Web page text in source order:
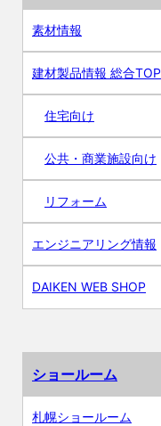
素材情報
建材製品情報 総合TOP
住宅向け
公共・商業施設向け
リフォーム
エンジニアリング情報
DAIKEN WEB SHOP
ショールーム
札幌ショールーム